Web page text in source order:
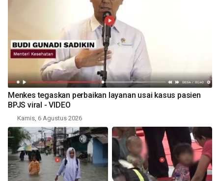
Menkes tegaskan perbaikan layanan usai kasus pasien
BPJS viral - VIDEO
Kamis, 6 Agustus 2026